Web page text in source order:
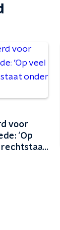
voor
'Op
rechtstaat